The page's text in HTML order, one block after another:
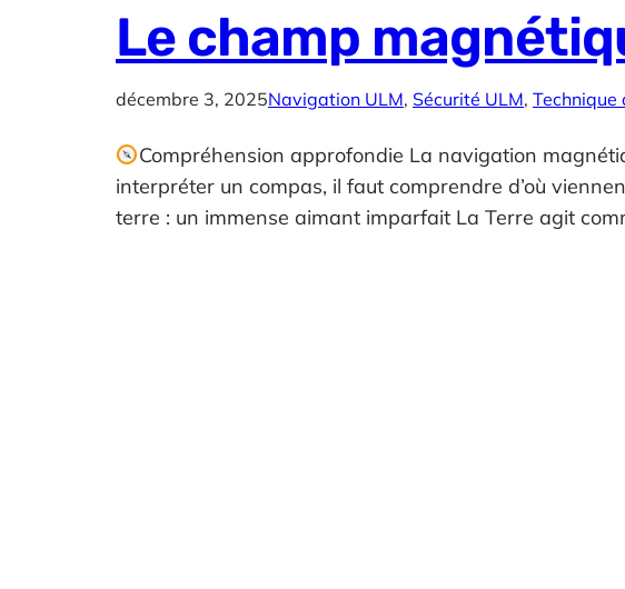
Le champ
décembre 3, 2025Navigation ULM, Sécurité ULM, Technique
Compréhension approfondie La navigation
interpréter un compas, il faut comprendre d’où
terre : un immense aimant imparfait La Terre agit